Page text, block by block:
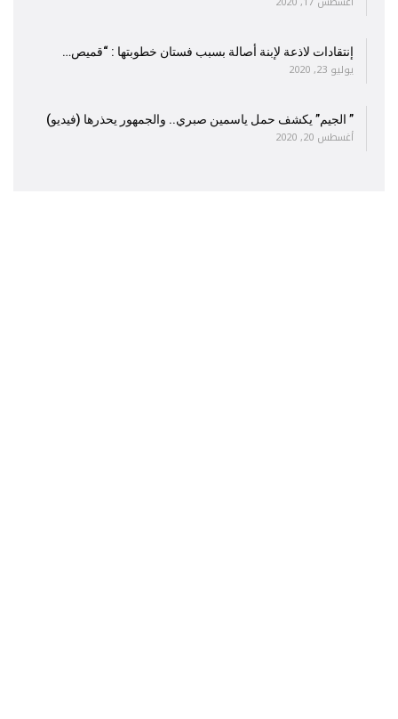
إنتقادات لاذعة لإبنة أصالة بسبب فستان خطوبتها : “قميص…
يوليو 23, 2020
” الجيم” يكشف حمل ياسمين صبري.. والجمهور يحذرها (فيديو)
أغسطس 20, 2020